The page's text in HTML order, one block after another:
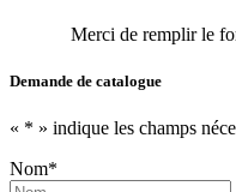
Merci de remplir le
Demande de catalogue
« * » indique les champs
Nom*